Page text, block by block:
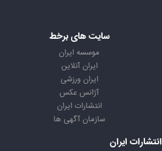
سایت های برخط
موسسه ایران
ایران آنلاین
ایران ورزشی
آژانس عکس
انتشارات ایران
سازمان آگهی ها
انتشارات ایران